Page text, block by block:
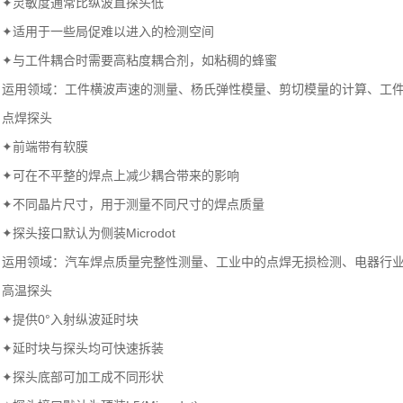
✦适用于一些局促难以进入的检测空间
✦与工件耦合时需要高粘度耦合剂，如粘稠的蜂蜜
运用领域：工件横波声速的测量、杨氏弹性模量、剪切模量的计算、工
点焊探头
✦前端带有软膜
✦可在不平整的焊点上减少耦合带来的影响
✦不同晶片尺寸，用于测量不同尺寸的焊点质量
✦探头接口默认为侧装Microdot
运用领域：汽车焊点质量完整性测量、工业中的点焊无损检测、电器行
高温探头
✦提供0°入射纵波延时块
✦延时块与探头均可快速拆装
✦探头底部可加工成不同形状